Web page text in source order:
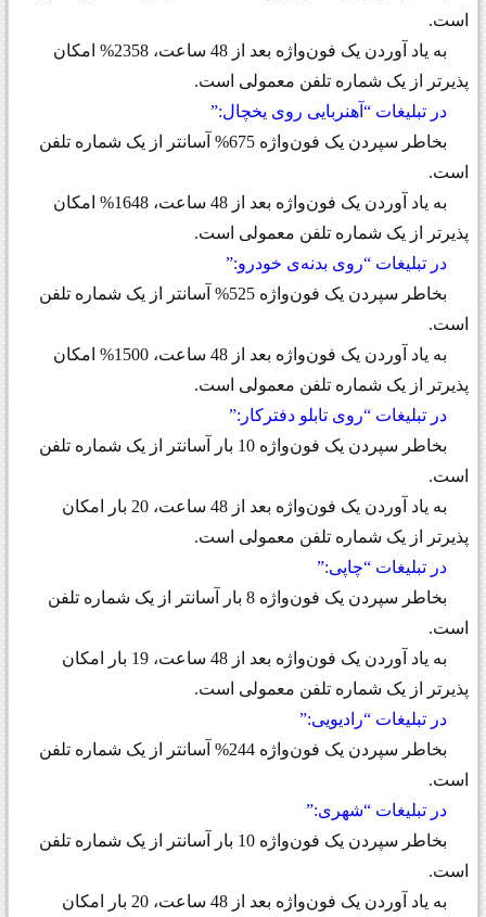
است.
به یاد آوردن یک فون‌واژه بعد از 48 ساعت، 2358%
امکان
پذیرتر از یک شماره تلفن معمولی است.
در تبلیغات “آهنربایی روی یخچال”:
بخاطر سپردن یک فون‌واژه 675%
آسانتر از یک شماره تلفن
است.
به یاد آوردن یک فون‌واژه بعد از 48 ساعت، 1648%
امکان
پذیرتر از یک شماره تلفن معمولی است.
در تبلیغات “روی بدنه‌ی خودرو”:
بخاطر سپردن یک فون‌واژه 525%
آسانتر از یک شماره تلفن
است.
به یاد آوردن یک فون‌واژه بعد از 48 ساعت،
1500%
امکان
پذیرتر از یک شماره تلفن معمولی است.
در تبلیغات “روی تابلو دفترکار ”:
بخاطر سپردن یک فون‌واژه 10 بار آسانتر از یک شماره تلفن
است.
به یاد آوردن یک فون‌واژه بعد از 48 ساعت،
20 بار امکان
پذیرتر از یک شماره تلفن معمولی است.
در تبلیغات “چاپی”:
بخاطر سپردن یک فون‌واژه 8 بار آسانتر از یک شماره تلفن
است.
به یاد آوردن یک فون‌واژه بعد از 48 ساعت،
19 بار امکان
پذیرتر از یک شماره تلفن معمولی است.
در تبلیغات “رادیویی”:
بخاطر سپردن یک فون‌واژه 244%
آسانتر از یک شماره تلفن
است.
در تبلیغات “شهری”:
بخاطر سپردن یک فون‌واژه 10 بار آسانتر از یک شماره تلفن
است.
به یاد آوردن یک فون‌واژه بعد از 48 ساعت،
20 بار امکان